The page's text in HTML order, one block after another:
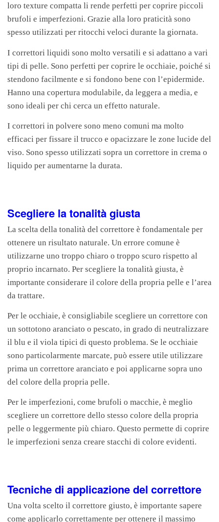
loro texture compatta li rende perfetti per coprire piccoli
brufoli e imperfezioni. Grazie alla loro praticità sono
spesso utilizzati per ritocchi veloci durante la giornata.
I correttori liquidi sono molto versatili e si adattano a vari
tipi di pelle. Sono perfetti per coprire le occhiaie, poiché si
stendono facilmente e si fondono bene con l’epidermide.
Hanno una copertura modulabile, da leggera a media, e
sono ideali per chi cerca un effetto naturale.
I correttori in polvere sono meno comuni ma molto
efficaci per fissare il trucco e opacizzare le zone lucide del
viso. Sono spesso utilizzati sopra un correttore in crema o
liquido per aumentarne la durata.
Scegliere la tonalità giusta
La scelta della tonalità del correttore è fondamentale per
ottenere un risultato naturale. Un errore comune è
utilizzarne uno troppo chiaro o troppo scuro rispetto al
proprio incarnato. Per scegliere la tonalità giusta, è
importante considerare il colore della propria pelle e l’area
da trattare.
Per le occhiaie, è consigliabile scegliere un correttore con
un sottotono aranciato o pescato, in grado di neutralizzare
il blu e il viola tipici di questo problema. Se le occhiaie
sono particolarmente marcate, può essere utile utilizzare
prima un correttore aranciato e poi applicarne sopra uno
del colore della propria pelle.
Per le imperfezioni, come brufoli o macchie, è meglio
scegliere un correttore dello stesso colore della propria
pelle o leggermente più chiaro. Questo permette di coprire
le imperfezioni senza creare stacchi di colore evidenti.
Tecniche di applicazione del correttore
Una volta scelto il correttore giusto, è importante sapere
come applicarlo correttamente per ottenere il massimo